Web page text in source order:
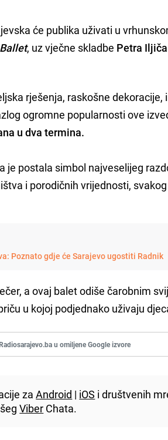
će publika uživati u
, uz vječne skladbe Petra
rješenja, raskošne
ogromne popularnosti ove
u dva termina.
je postala simbol najveselijeg
i porodičnih vrijednosti,
Poznato gdje će Sarajevo ugostiti Radnik
a ovaj balet odiše čarobnim
u kojoj podjednako uživaju
u omiljene Google izvore
zaAndroid | iOS i društvenih
Viber Chata.